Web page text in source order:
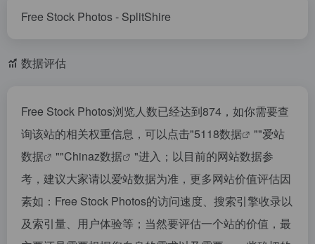
Free Stock Photos - SplitShire
数据评估
Free Stock Photos浏览人数已经达到874，如你需要查
询该站的相关权重信息，可以点击"5118数据 ""爱站
数据
""Chinaz数据
"进入；以目前的网站数据参
考，建议大家请以爱站数据为准，更多网站价值评估因
素如：Free Stock Photos的访问速度、搜索引擎收录以
及索引量、用户体验等；当然要评估一个站的价值，最